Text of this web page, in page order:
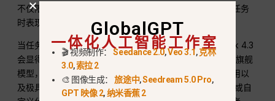
不仅限于回答提示，而是将杂乱的输入转化为最终成果的任务
时表现得更为出色。.
当任务依赖于实时公开信号或直接的API经济模型时，Grok 4.3
会显得更有吸引力。xAI的官方资料将Grok 4.3定位为一款旗舰
模型，其特点包括大上下文窗口、具有代理能力的工具调用以
及极具竞争力的令牌定价。 对于关注长上下文、高调用量或自
GlobalGPT
一体化人工智能工作室
🎬 视频制作：Seedance 2.0,Veo 3.1,克林
3.0,索拉 2
🎨 图像生成：旅途中,Seedream 5.0 Pro,
GPT 映像 2,纳米香蕉 2